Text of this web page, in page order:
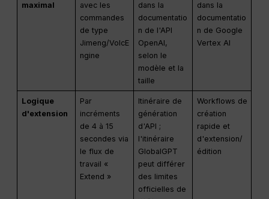
maximal
avec les
commandes
de type
Jimeng/VolcE
ngine
dans la
documentatio
n de l'API
OpenAI,
selon le
modèle et la
taille
dans la
documentatio
n de Google
Vertex AI
Logique
d'extension
Par
incréments
de 4 à 15
secondes via
le flux de
travail «
Extend »
Itinéraire de
génération
d'API ;
l'itinéraire
GlobalGPT
peut différer
des limites
officielles de
Workflows de
création
rapide et
d'extension/
édition